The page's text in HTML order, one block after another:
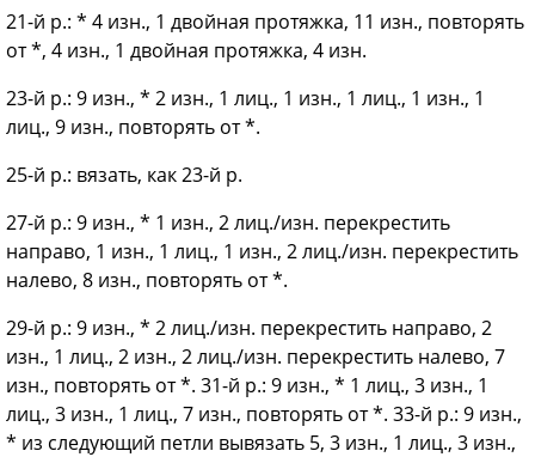
21-й р.: * 4 изн., 1 двойная протяжка, 11 изн., повторять
от *, 4 изн., 1 двойная протяжка, 4 изн.
23-й р.: 9 изн., * 2 изн., 1 лиц., 1 изн., 1 лиц., 1 изн., 1
лиц., 9 изн., повторять от *.
25-й р.: вязать, как 23-й р.
27-й р.: 9 изн., * 1 изн., 2 лиц./изн. перекрестить
направо, 1 изн., 1 лиц., 1 изн., 2 лиц./изн. перекрестить
налево, 8 изн., повторять от *.
29-й р.: 9 изн., * 2 лиц./изн. перекрестить направо, 2
изн., 1 лиц., 2 изн., 2 лиц./изн. перекрестить налево, 7
изн., повторять от *. 31-й р.: 9 изн., * 1 лиц., 3 изн., 1
лиц., 3 изн., 1 лиц., 7 изн., повторять от *. 33-й р.: 9 изн.,
* из следующий петли вывязать 5, 3 изн., 1 лиц., 3 изн.,